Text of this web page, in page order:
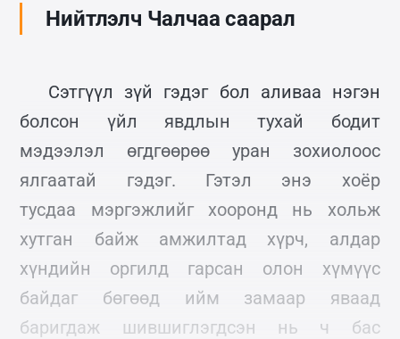
Нийтлэлч Чалчаа саарал
Сэтгүүл зүй гэдэг бол аливаа нэгэн
болсон үйл явдлын тухай бодит
мэдээлэл өгдгөөрөө уран зохиолоос
ялгаатай гэдэг. Гэтэл энэ хоёр
тусдаа мэргэжлийг хооронд нь хольж
хутган байж амжилтад хүрч, алдар
хүндийн оргилд гарсан олон хүмүүс
байдаг бөгөөд ийм замаар яваад
баригдаж шившиглэгдсэн нь ч бас